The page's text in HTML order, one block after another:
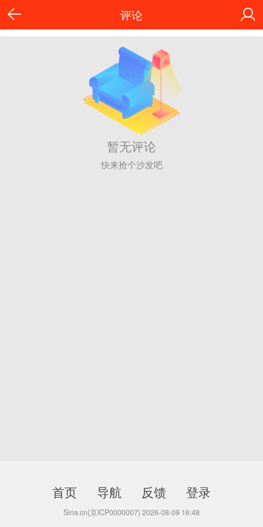
评论
暂无评论
快来抢个沙发吧
首页 导航 反馈 登录
Sina.cn(京ICP0000007) 2026-08-09 16:48